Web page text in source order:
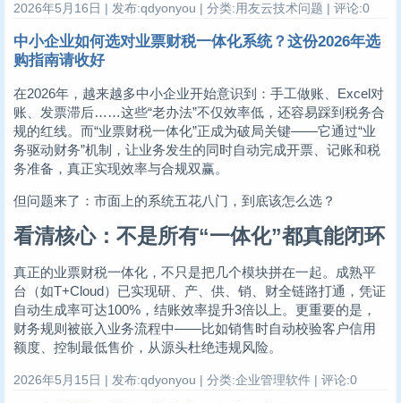
2026年5月16日 | 发布:qdyonyou | 分类:用友云技术问题 | 评论:0
中小企业如何选对业票财税一体化系统？这份2026年选
购指南请收好
在2026年，越来越多中小企业开始意识到：手工做账、Excel对
账、发票滞后……这些“老办法”不仅效率低，还容易踩到税务合
规的红线。而“业票财税一体化”正成为破局关键——它通过“业
务驱动财务”机制，让业务发生的同时自动完成开票、记账和税
务准备，真正实现效率与合规双赢。
但问题来了：市面上的系统五花八门，到底该怎么选？
看清核心：不是所有“一体化”都真能闭环
真正的业票财税一体化，不只是把几个模块拼在一起。成熟平
台（如T+Cloud）已实现研、产、供、销、财全链路打通，凭证
自动生成率可达100%，结账效率提升3倍以上。更重要的是，
财务规则被嵌入业务流程中——比如销售时自动校验客户信用
额度、控制最低售价，从源头杜绝违规风险。
2026年5月15日 | 发布:qdyonyou | 分类:企业管理软件 | 评论:0